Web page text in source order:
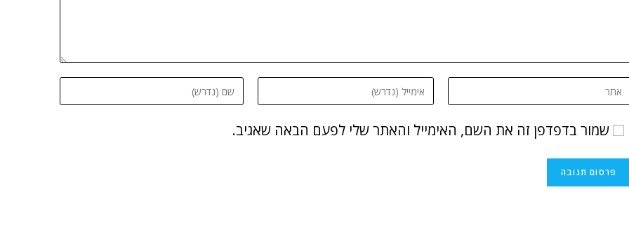
שמור בדפדפן זה את השם, האימייל והאתר שלי לפעם הבאה שאגיב.